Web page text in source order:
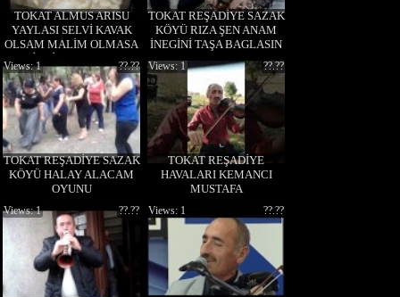
TOKAT ALMUS ARISU
YAYLASI SELVİ KAVAK
OLSAM MALİM OLMASA
MİHRİCAN BAHAR
TOKAT REŞADİYE SAZAK
KÖYÜ RIZA ŞEN ANAM
İNEGİNİ TAŞA BAGLASIN
TOKAT REŞADİYE SAZAK
KÖYÜ HALAY ALACAM
OYUNU
??.??
Views: 1
TOKAT REŞADİYE
HAVALARI KEMANCI
MUSTAFA
??.??
Views: 1
??.??
Views: 1 ??.??
Views: 1